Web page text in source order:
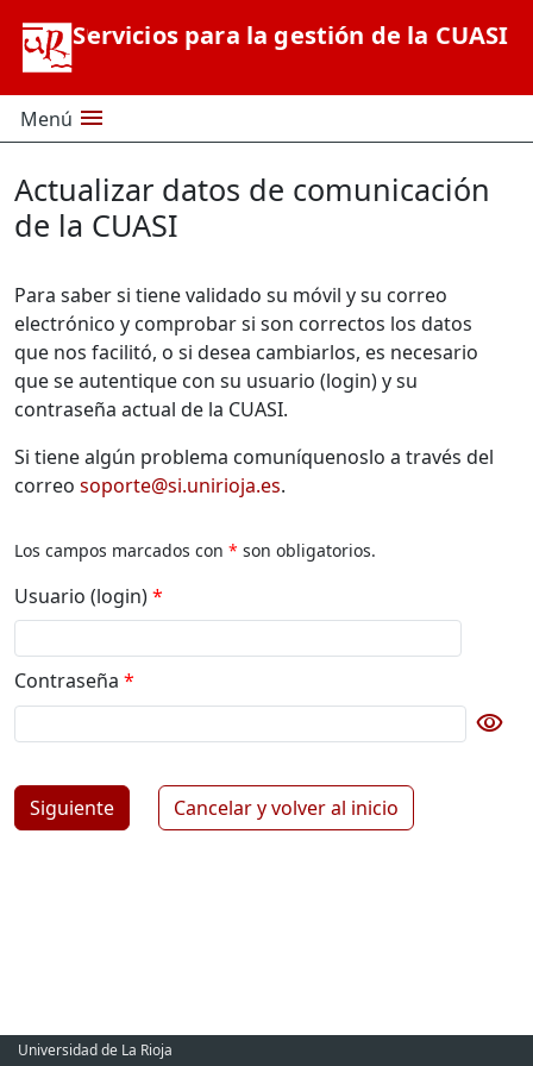
Servicios para la gestión de la CUASI
Menú menu
Actualizar datos de comunicación
de la CUASI
Para saber si tiene validado su móvil y su correo
electrónico y comprobar si son correctos los datos
que nos facilitó, o si desea cambiarlos, es necesario
que se autentique con su usuario (login) y su
contraseña actual de la CUASI.
Si tiene algún problema comuníquenoslo a través del
correo soporte@si.unirioja.es.
Los campos marcados con * son obligatorios.
Usuario (login)*
Contraseña *
visibility
Botón para cambiar la visibilidad de la contraseña
Siguiente Cancelar y volver al inicio
Universidad de La Rioja